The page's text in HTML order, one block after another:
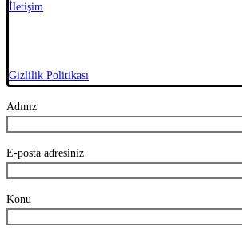
İletişim
Gizlilik Politikası
Adınız
E-posta adresiniz
Konu